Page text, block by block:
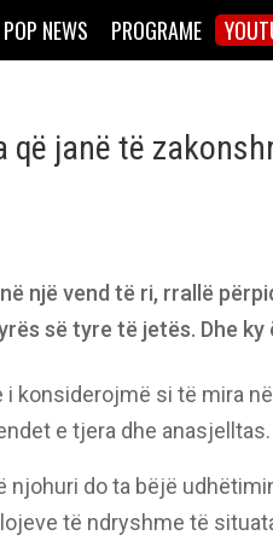
POP NEWS PROGRAME
janë të
një vend të ri, rrallë
së tyre të jetës. Dhe ky
i konsiderojmë si të mira
e tjera dhe anasjelltas.
njohuri do ta bëjë
të ndryshme të